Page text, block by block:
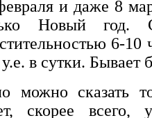
и даже 8
Новый год.
6-10
в сутки.
можно сказать
скорее